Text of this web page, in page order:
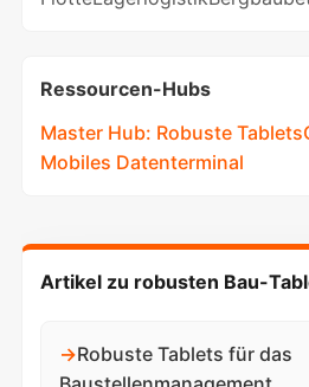
Ressourcen-Hubs
Master Hub: Robuste Tablets
Mobiles Datenterminal
Artikel zu robusten Bau-
→Robuste Tablets für das